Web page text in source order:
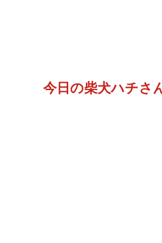
今日の柴犬ハチさ